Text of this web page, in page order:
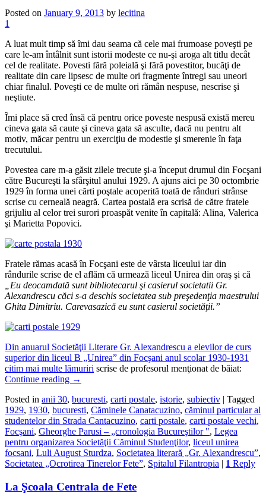
Posted on January 9, 2013 by lecitina
1
A luat mult timp să îmi dau seama că cele mai frumoase poveşti pe
care le-am întâlnit sunt istorii modeste ce nu-şi aroga alt titlu decât
cel de realitate. Povesti fără poleială şi fără povestitor, bucăţi de
realitate din care lipsesc de multe ori fragmente întregi sau uneori
chiar finalul. Poveşti ce de multe ori rămân nespuse, nescrise şi
neştiute.
Îmi place să cred însă că pentru orice poveste nespusă există mereu
cineva gata să caute şi cineva gata să asculte, dacă nu pentru alt
motiv, măcar pentru un exerciţiu de modestie şi smerenie în faţa
trecutului.
Povestea care m-a găsit zilele trecute şi-a început drumul din Focşani
către Bucureşti la sfârşitul anului 1929. A ajuns aici pe 30 octombrie
1929 în forma unei cărti poştale acoperită toată de rânduri strânse
scrise cu cerneală neagră. Cartea postală era scrisă de către fratele
grijuliu al celor trei surori proaspăt venite în capitală: Alina, Valerica
şi Marietta Popovici.
Fratele rămas acasă în Focşani este de vârsta liceului iar din
rândurile scrise de el aflăm că urmează liceul Unirea din oraş şi că
„Eu deocamdată sunt bibliotecarul şi casierul societatii Gr.
Alexandrescu căci s-a deschis societatea sub preşedenţia maestrului
Ghita Dimitriu. Carevasazică eu sunt casierul societăţii.”
Din anuarul Societăţii Literare Gr. Alexandrescu a elevilor de curs
superior din liceul B „Unirea” din Focşani anul scolar 1930-1931
citim mai multe lămuriri scrise de profesorul menţionat de băiat:
Continue reading →
Posted in anii 30, bucuresti, carti postale, istorie, subiectiv | Tagged
1929, 1930, bucuresti, Căminele Canatacuzino, căminul particular al
studentelor din Strada Cantacuzino, carti postale, carti postale vechi,
Focşani, Gheorghe Parusi – „cronologia Bucureştilor ", Legea
pentru organizarea Societăţii Căminul Studenţilor, liceul unirea
focsani, Luli August Sturdza, Societatea literară „Gr. Alexandrescu”,
Societatea „Ocrotirea Tinerelor Fete”, Spitalul Filantropia | 1 Reply
La Şcoala Centrala de Fete